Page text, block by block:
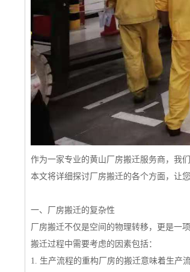
作为一家专业的黄山厂房搬迁服务商，我
本文将详细探讨厂房搬迁的各个方面，让
一、厂房搬迁的复杂性
厂房搬迁不仅是空间的物理转移，更是一项
搬迁过程中需要考虑的因素包括：
1. 生产流程的重构厂房的搬迁意味着生产